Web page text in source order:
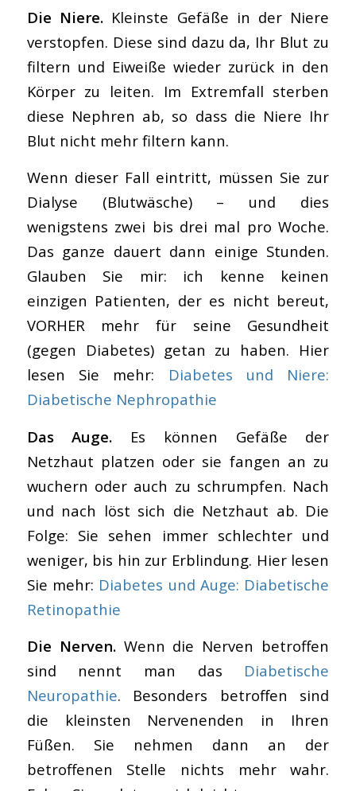
Die Niere.Kleinste Gefäße in der Niere
verstopfen. Diese sind dazu da, Ihr Blut zu
filtern und Eiweiße wieder zurück in den
Körper zu leiten. Im Extremfall sterben
diese Nephren ab, so dass die Niere Ihr
Blut nicht mehr filtern kann.
Wenn dieser Fall eintritt, müssen Sie zur
Dialyse (Blutwäsche) – und dies
wenigstens zwei bis drei mal pro Woche.
Das ganze dauert dann einige Stunden.
Glauben Sie mir: ich kenne keinen
einzigen Patienten, der es nicht bereut,
VORHER mehr für seine Gesundheit
(gegen Diabetes) getan zu haben. Hier
lesen Sie mehr: Diabetes und Niere:
Diabetische Nephropathie
Das Auge. Es können Gefäße der
Netzhaut platzen oder sie fangen an zu
wuchern oder auch zu schrumpfen. Nach
und nach löst sich die Netzhaut ab. Die
Folge: Sie sehen immer schlechter und
weniger, bis hin zur Erblindung. Hier lesen
Sie mehr: Diabetes und Auge: Diabetische
Retinopathie
Die Nerven.Wenn die Nerven betroffen
sind nennt man das Diabetische
Neuropathie. Besonders betroffen sind
die kleinsten Nervenenden in Ihren
Füßen. Sie nehmen dann an der
betroffenen Stelle nichts mehr wahr.